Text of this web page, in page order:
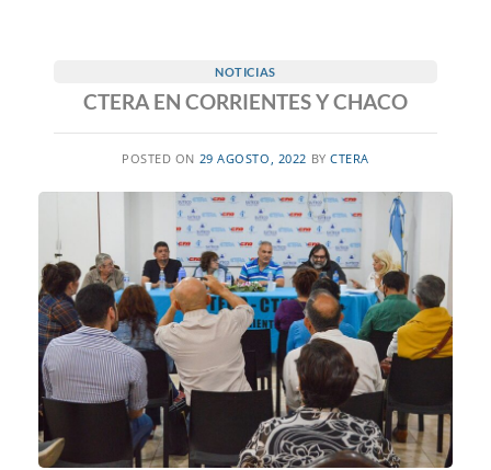
NOTICIAS
CTERA EN CORRIENTES Y CHACO
POSTED ON 29 AGOSTO, 2022 BYCTERA